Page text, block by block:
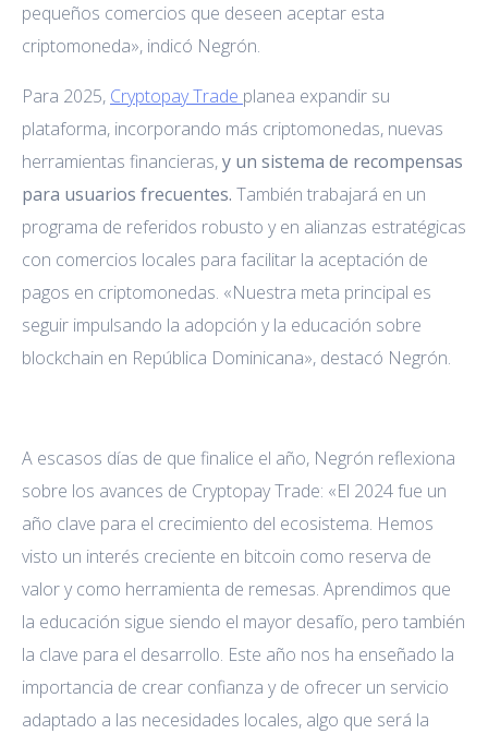
pequeños comercios que deseen aceptar esta
criptomoneda», indicó Negrón.
Para 2025, Cryptopay Trade planea expandir su
plataforma, incorporando más criptomonedas, nuevas
herramientas financieras,y un sistema de recompensas
para usuarios frecuentes. También trabajará en un
programa de referidos robusto y en alianzas estratégicas
con comercios locales para facilitar la aceptación de
pagos en criptomonedas. «Nuestra meta principal es
seguir impulsando la adopción y la educación sobre
blockchain en República Dominicana», destacó Negrón.
A escasos días de que finalice el año, Negrón reflexiona
sobre los avances de Cryptopay Trade: «El 2024 fue un
año clave para el crecimiento del ecosistema. Hemos
visto un interés creciente en bitcoin como reserva de
valor y como herramienta de remesas. Aprendimos que
la educación sigue siendo el mayor desafío, pero también
la clave para el desarrollo. Este año nos ha enseñado la
importancia de crear confianza y de ofrecer un servicio
adaptado a las necesidades locales, algo que será la